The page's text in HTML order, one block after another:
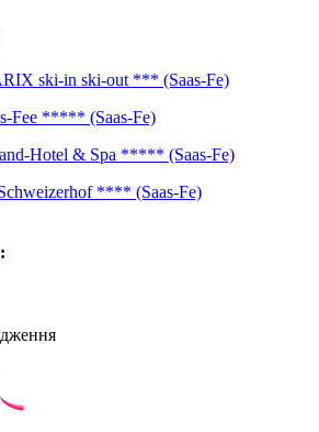
ski-in ski-out *** (Saas-Fe)
Fee ***** (Saas-Fe)
Hotel & Spa ***** (Saas-Fe)
**** (Saas-Fe)